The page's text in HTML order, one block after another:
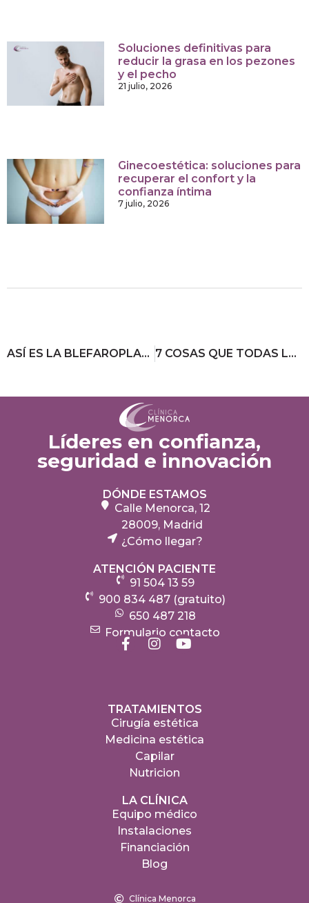
Soluciones definitivas para
reducir la grasa en los pezones
y el pecho
21 julio, 2026
Ginecoestética: soluciones para
recuperar el confort y la
confianza íntima
7 julio, 2026
ASÍ ES LA BLEFAROPLASTIA, LA CIRUGÍA QUE DEVUELVE LA NATURALIDAD A TU MIRADA 7 COSAS QUE TODAS LAS DIETAS EFECTIVAS TIENEN EN COMÚN
Líderes en confianza,
seguridad e innovación
DÓNDE ESTAMOS
Calle Menorca, 12
28009, Madrid
¿Cómo llegar?
ATENCIÓN PACIENTE
91 504 13 59
900 834 487 (gratuito)
650 487 218
Formulario contacto
TRATAMIENTOS
Cirugía estética
Medicina estética
Capilar
Nutricion
LA CLÍNICA
Equipo médico
Instalaciones
Financiación
Blog
Clínica Menorca